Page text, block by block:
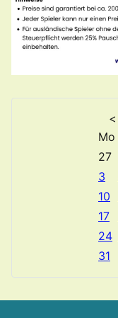
<
Mo
27
3
10
17
24
31